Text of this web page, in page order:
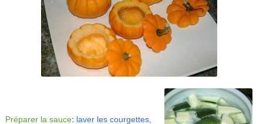
Préparer la sauce: laver les courgettes,